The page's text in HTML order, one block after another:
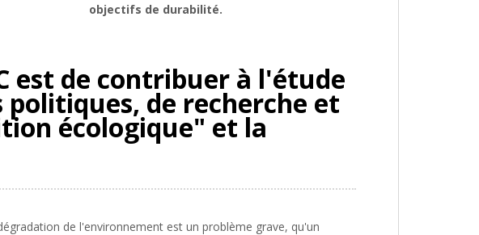
objectifs de durabilité.
est de contribuer à l'étude
de recherche et
écologique" et la
de l'environnement est un problème grave, qu'un